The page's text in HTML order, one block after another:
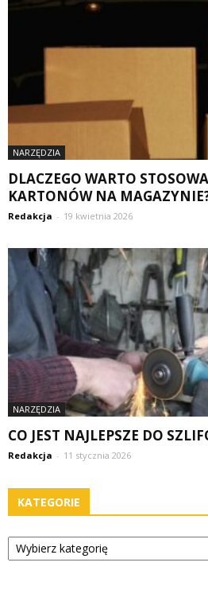
NARZĘDZIA
DLACZEGO WARTO
KARTONÓW NA
Redakcja - 19 kwietnia 2026
NARZĘDZIA
CO JEST NAJLEPSZE DO
Redakcja - 11 stycznia 2026
KATEGORIE
Kategorie